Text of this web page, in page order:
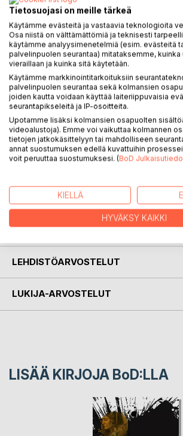
Tämä ei ole elämänkerta, tämä on neli
syntyi traumatisoituneen mielen
eivät jättäneet rauhaan. Tarina Katista,
jahtaavat häntä lapsuudesta
väistävät vasta, kun Kati kohtaa jotain,
sadulta. Jotain mikä alkaa vaikuttamaan
elämässään. Kati tajuaa jättäneensä
katkeruutta ja koston himoa. Olisiko Katin
johtaa jonkun rikoksiin, kenties murhaan?
alkaa tulla vastauksia ja valo alkaa
Mitä enemmän valoa, sitä enemmän
sekä kuolleita, jotka alkavat kertomaan
on totta ja mikä ei? Voiko traumatisoitunut
Ääni, joka kuiskaa, että totuus paljastuu
KIRJAILIJA
LEHDISTÖARVOSTELUT
LUKIJA-ARVOSTELUT
LISÄÄ KIRJOJA BoD:LLA
Tietosuojasi on meille tärkeä
Käytämme evästeitä ja vastaavia teknologioita
Osa niistä on välttämättömiä ja teknisesti
käytämme analyysimenetelmiä (esim. evästeitä
palvelinpuolen seurantaa) mitataksemme,
vieraillaan ja kuinka sitä käytetään.
Käytämme markkinointitarkoituksiin
palvelinpuolen seurantaa sekä kolmansien
joiden kautta voidaan käyttää laiteriippuvaisia
seurantapikseleitä ja IP-osoitteita.
Upotamme lisäksi kolmansien osapuolten
videoalustoja). Emme voi vaikuttaa kolmannen
tietojen jatkokäsittelyyn tai mahdolliseen
annat suostumuksen edellä kuvattuihin
voit peruuttaa suostumuksesi. (BoD
KIELLÄ
HYVÄKSY KAIKKI